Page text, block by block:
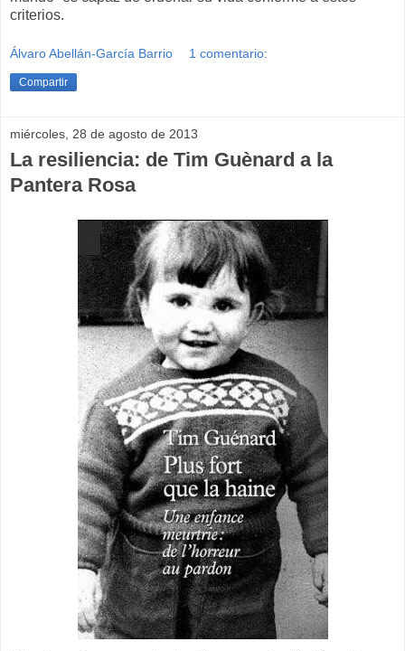
criterios.
Álvaro Abellán-García Barrio 1 comentario:
Compartir
miércoles, 28 de agosto de 2013
La resiliencia: de Tim Guènard a la
Pantera Rosa